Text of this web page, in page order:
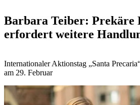
Barbara Teiber: Prekäre
erfordert weitere
Internationaler Aktionstag „Santa
am 29. Februar